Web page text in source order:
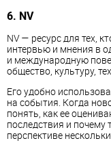
6. NV
NV — ресурс для тех,
интервью и мнения в
и международную
общество, культуру,
Его удобно
на события. Когда
понять, как ее
последствия и почему
перспективе